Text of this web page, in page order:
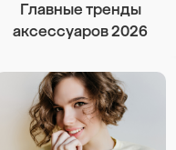
Главные тренды
аксессуаров 2026